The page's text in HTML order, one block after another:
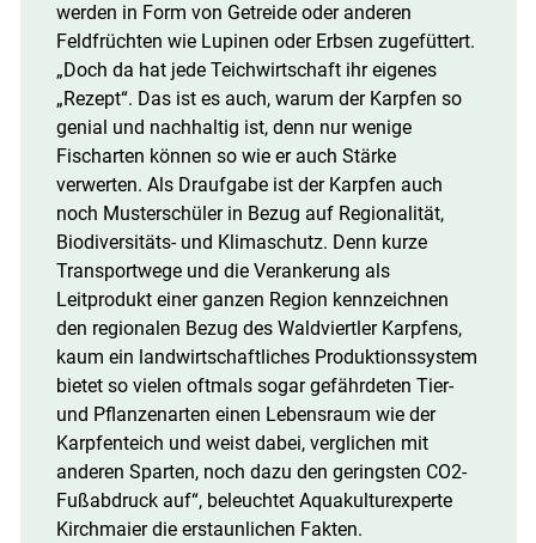
werden in Form von Getreide oder anderen
Feldfrüchten wie Lupinen oder Erbsen zugefüttert.
„Doch da hat jede Teichwirtschaft ihr eigenes
„Rezept“. Das ist es auch, warum der Karpfen so
genial und nachhaltig ist, denn nur wenige
Fischarten können so wie er auch Stärke
verwerten. Als Draufgabe ist der Karpfen auch
noch Musterschüler in Bezug auf Regionalität,
Biodiversitäts- und Klimaschutz. Denn kurze
Transportwege und die Verankerung als
Leitprodukt einer ganzen Region kennzeichnen
den regionalen Bezug des Waldviertler Karpfens,
kaum ein landwirtschaftliches Produktionssystem
bietet so vielen oftmals sogar gefährdeten Tier-
und Pflanzenarten einen Lebensraum wie der
Karpfenteich und weist dabei, verglichen mit
anderen Sparten, noch dazu den geringsten CO2-
Fußabdruck auf“, beleuchtet Aquakulturexperte
Kirchmaier die erstaunlichen Fakten.